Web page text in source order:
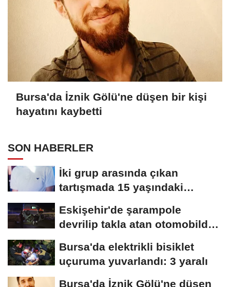
Bursa'da İznik Gölü'ne düşen bir kişi
hayatını kaybetti
SON HABERLER
İki grup arasında çıkan
tartışmada 15 yaşındaki
Eskişehir'de şarampole
devrilip takla atan otomobilde
Bursa'da elektrikli bisiklet
uçuruma yuvarlandı: 3 yaralı
Bursa'da İznik Gölü'ne düşen